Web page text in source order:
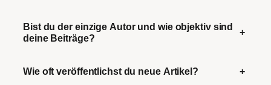
Bist du der einzige Autor und wie objektiv sind
deine Beiträge?
+
Wie oft veröffentlichst du neue Artikel? +